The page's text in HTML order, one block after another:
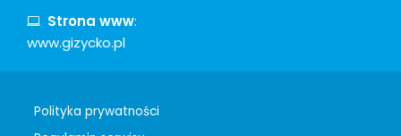
Strona www:
www.gizycko.pl
Polityka prywatności